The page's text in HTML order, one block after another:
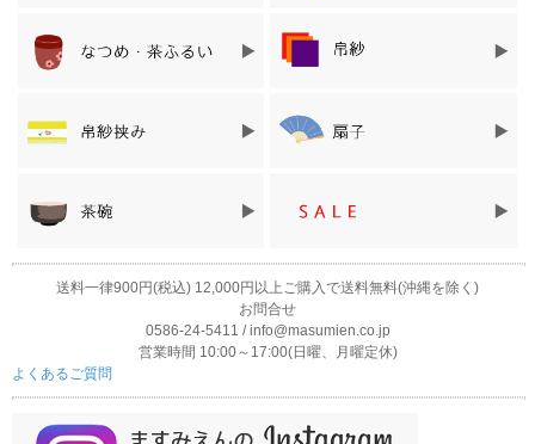
茶筅の竹の種類と本数
茶筅は、抹茶を点てる時に必ず必要な竹製の茶道具です。
茶碗の中で、抹茶とお湯をかき混ぜるために使います。
竹の種類は何種類かありますが、いちばん一般的なのは淡竹で
す。※淡竹とは白竹のこと。
送料一律900円(税込) 12,000円以上ご購入で送料無料(沖縄を除く)
お問合せ
0586-24-5411 / info@masumien.co.jp
営業時間 10:00～17:00(日曜、月曜定休)
よくあるご質問